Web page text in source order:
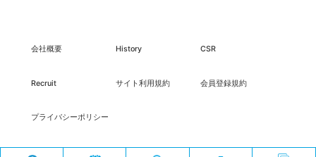
会社概要 History CSR
Recruit サイト利用規約 会員登録規約
プライバシーポリシー